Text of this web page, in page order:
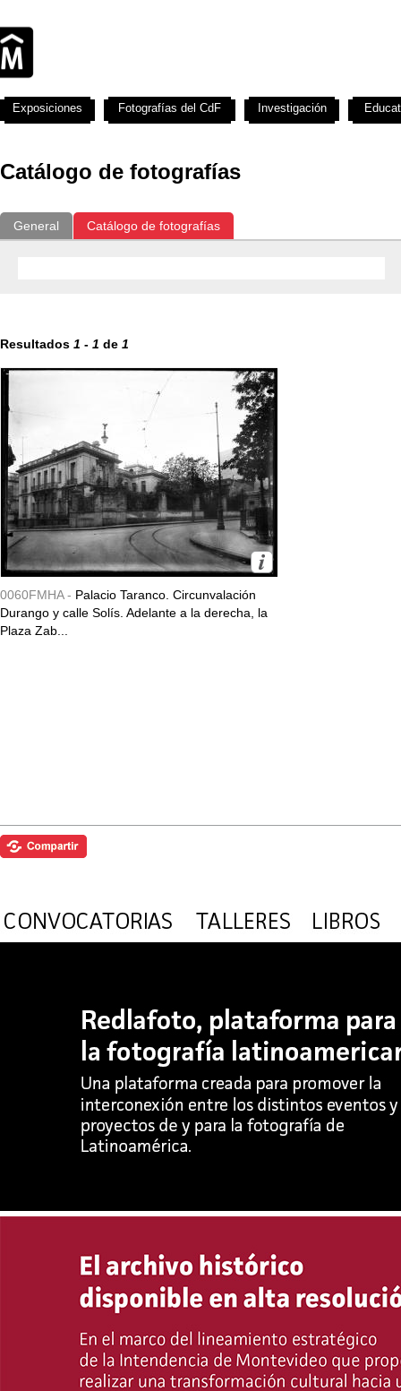
Catálogo de fotografías
General Catálogo de fotografías
Resultados 1 - 1 de 1
0060FMHA - Palacio Taranco. Circunvalación
Durango y calle Solís. Adelante a la derecha, la
Plaza Zab...
Exposiciones Fotografías del CdF Investigación